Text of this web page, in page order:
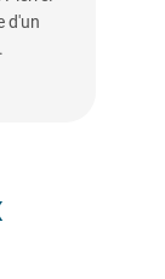
d'un